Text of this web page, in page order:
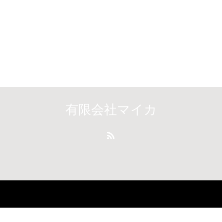
有限会社マイカ